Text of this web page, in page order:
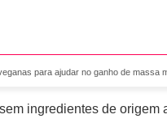
para ajudar no ganho de massa
ingredientes de origem